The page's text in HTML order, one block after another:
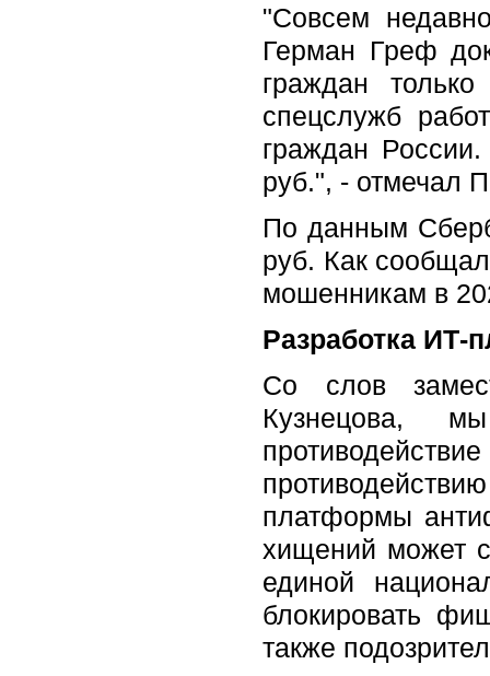
"Совсем
Герман Греф
граждан
спецслужб
граждан
руб.", - отмечал
По данным
руб. Как
мошенникам в
Разработка
Со слов
Кузнецова,
платформы
хищений может
единой
блокировать
также